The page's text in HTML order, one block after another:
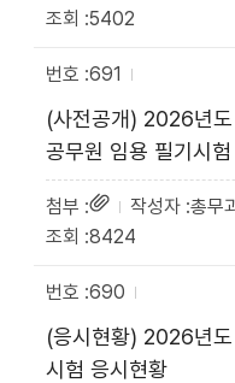
5402
691
(사전공개) 2026년
공무원 임용 필기시
총무
8424
690
(응시현황) 2026년
시험 응시현황